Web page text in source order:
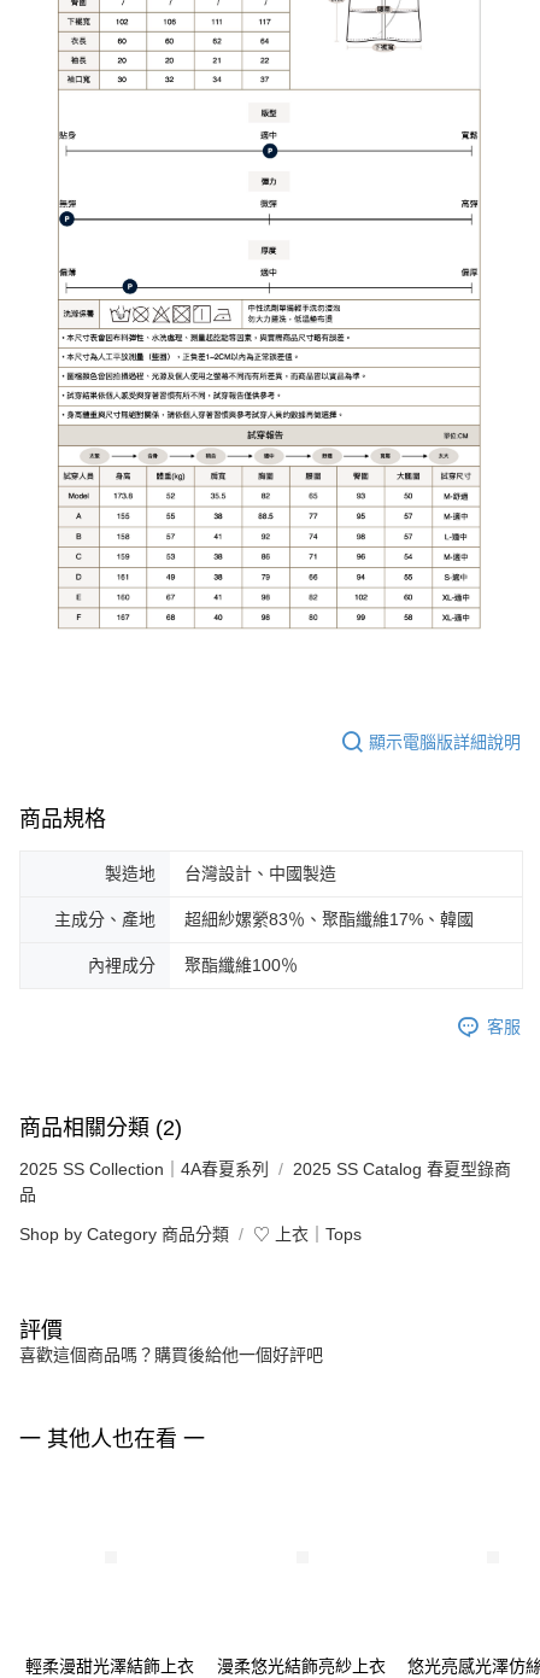
顯示電腦版詳細說明
商品規格
製造地 台灣設計、中國製造
主成分、產地 超細紗嫘縈83％、聚酯纖維17%、韓國
內裡成分 聚酯纖維100％
客服
商品相關分類 (2)
2025 SS Collection｜4A春夏系列
2025 SS Catalog 春夏型錄商
品
Shop by Category 商品分類 ♡ 上衣｜Tops
評價
喜歡這個商品嗎？購買後給他一個好評吧
一 其他人也在看 一
輕柔漫甜光澤結飾上衣 漫柔悠光結飾亮紗上衣 悠光亮感光澤仿